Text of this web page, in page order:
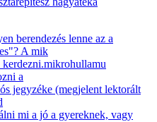
berendezés lenne az a
A mik
kerdezni.mikrohullamu
a
jegyzéke (megjelent lektorált
mi a jó a gyereknek, vagy